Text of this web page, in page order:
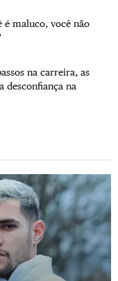
é maluco, você não
na carreira, as
desconfiança na